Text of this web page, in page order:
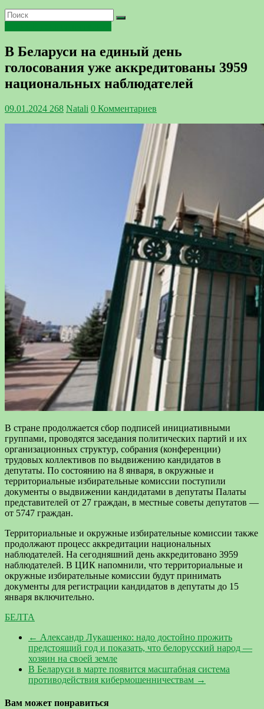
В Беларуси на единый день
голосования уже аккредитованы 3959
национальных наблюдателей
09.01.2024 268 Natali 0 Комментариев
В стране продолжается сбор подписей инициативными
группами, проводятся заседания политических партий и их
организационных структур, собрания (конференции)
трудовых коллективов по выдвижению кандидатов в
депутаты. По состоянию на 8 января, в окружные и
территориальные избирательные комиссии поступили
документы о выдвижении кандидатами в депутаты Палаты
представителей от 27 граждан, в местные советы депутатов —
от 5747 граждан.
Территориальные и окружные избирательные комиссии также
продолжают процесс аккредитации национальных
наблюдателей. На сегодняшний день аккредитовано 3959
наблюдателей. В ЦИК напомнили, что территориальные и
окружные избирательные комиссии будут принимать
документы для регистрации кандидатов в депутаты до 15
января включительно.
БЕЛТА
← Александр Лукашенко: надо достойно прожить
предстоящий год и показать, что белорусский народ —
хозяин на своей земле
В Беларуси в марте появится масштабная система
противодействия кибермошенничествам →
Вам может понравиться